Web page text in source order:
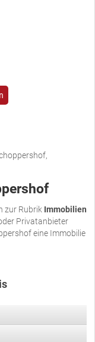
zur Rubrik Immobilien
Privatanbieter
eine Immobilie